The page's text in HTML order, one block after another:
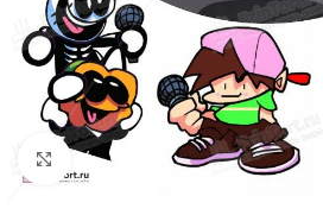
Нажмите, чтобы увеличить